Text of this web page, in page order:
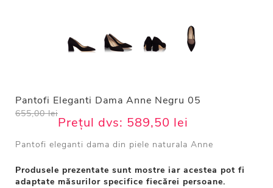
Pantofi Eleganti Dama Anne Negru 05
655,00 lei
Prețul dvs: 589,50 lei
Pantofi eleganti dama din piele naturala Anne
Produsele prezentate sunt mostre iar acestea pot fi
adaptate măsurilor specifice fiecărei persoane.